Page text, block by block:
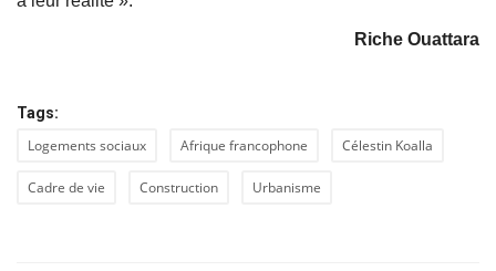
Riche Ouattara
Tags:
Logements sociaux Afrique francophone Célestin Koalla
Cadre de vie Construction Urbanisme